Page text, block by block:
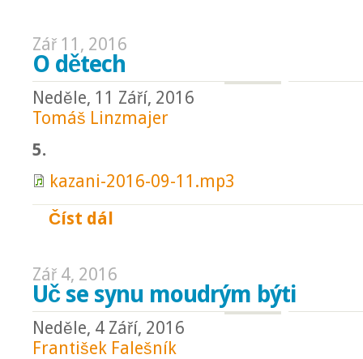
Zář 11, 2016
O dětech
Neděle, 11 Září, 2016
Tomáš Linzmajer
5.
kazani-2016-09-11.mp3
Číst dál
Zář 4, 2016
Uč se synu moudrým býti
Neděle, 4 Září, 2016
František Falešník